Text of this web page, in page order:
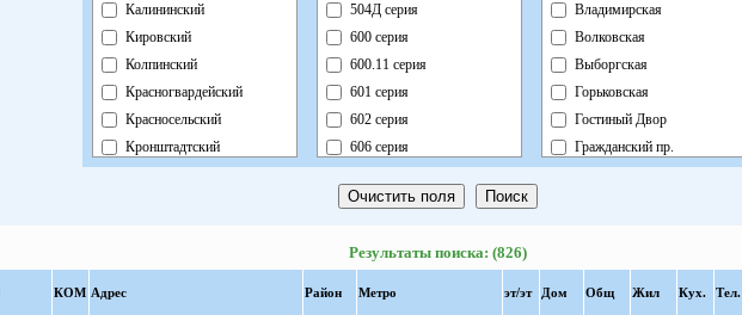
Калининский
Кировский
Колпинский
Красногвардейский
Красносельский
Кронштадтский
Петроградский
504Д серия
600 серия
600.11 серия
601 серия
602 серия
606 серия
Брежневка
Индивидуальный
Кирпично-Монолитный
Кирпичный
Владимирская
Волковская
Выборгская
Горьковская
Гостиный Двор
Гражданский пр.
Звенигородская
Кировский завод
Результаты поиска: (826)
КOМ Адрес Район Метро эт/эт Дом Общ Жил Кух. Тел.